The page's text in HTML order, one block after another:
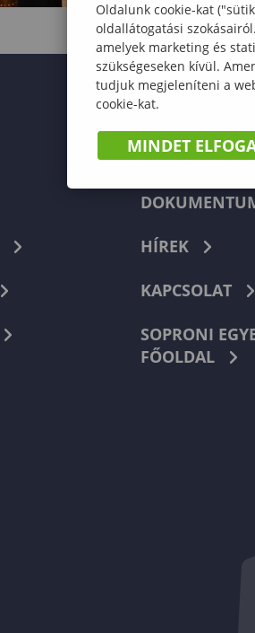
HÍREK
KAPCSOLAT
SOPRONI
FŐOLDAL
Oldalunk cookie-kat
oldallátogatási
amelyek marketing és
szükségeseken kívül.
tudjuk megjeleníteni a
cookie-kat.
MINDET